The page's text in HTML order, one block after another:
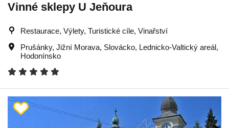
Vinné sklepy U Jeňoura
Restaurace, Výlety, Turistické cíle, Vinařství
Prušánky, Jižní Morava, Slovácko, Lednicko-Valtický areál,
Hodonínsko